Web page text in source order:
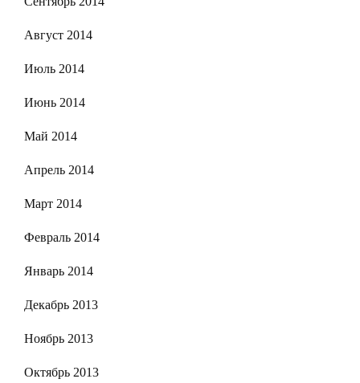
Август 2014
Июль 2014
Июнь 2014
Май 2014
Апрель 2014
Март 2014
Февраль 2014
Январь 2014
Декабрь 2013
Ноябрь 2013
Октябрь 2013